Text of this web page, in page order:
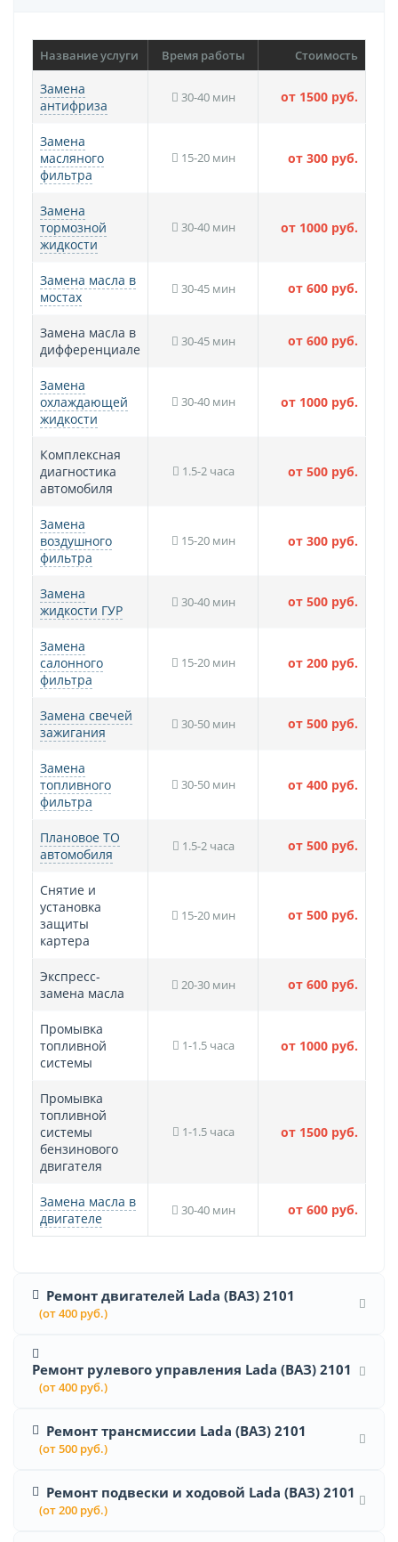
Название услуги Время работы Стоимость
Замена
антифриза
30-40 мин от 1500 руб.
Замена
масляного
фильтра
15-20 мин от 300 руб.
Замена
тормозной
жидкости
30-40 мин от 1000 руб.
Замена масла в
мостах
30-45 мин от 600 руб.
Замена масла в
дифференциале
30-45 мин от 600 руб.
Замена
охлаждающей
жидкости
30-40 мин от 1000 руб.
Комплексная
диагностика
автомобиля
1.5-2 часа от 500 руб.
Замена
воздушного
фильтра
15-20 мин от 300 руб.
Замена
жидкости ГУР
30-40 мин от 500 руб.
Замена
салонного
фильтра
15-20 мин от 200 руб.
Замена свечей
зажигания
30-50 мин от 500 руб.
Замена
топливного
фильтра
30-50 мин от 400 руб.
Плановое ТО
автомобиля
1.5-2 часа от 500 руб.
Снятие и
установка
защиты
картера
15-20 мин от 500 руб.
Экспресс-
замена масла
20-30 мин от 600 руб.
Промывка
топливной
системы
1-1.5 часа от 1000 руб.
Промывка
топливной
системы
бензинового
двигателя
1-1.5 часа от 1500 руб.
Замена масла в
двигателе
30-40 мин от 600 руб.
Ремонт двигателей Lada (ВАЗ) 2101
(от 400 руб.)
Ремонт рулевого управления Lada (ВАЗ) 2101
(от 400 руб.)
Ремонт трансмиссии Lada (ВАЗ) 2101
(от 500 руб.)
Ремонт подвески и ходовой Lada (ВАЗ) 2101
(от 200 руб.)